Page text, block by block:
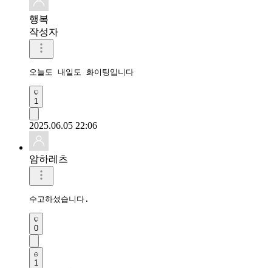
행복
작성자
오늘도 내일도 화이팅입니다
1
2025.06.05 22:06
암하레츠
수고하셨습니다.
0
1